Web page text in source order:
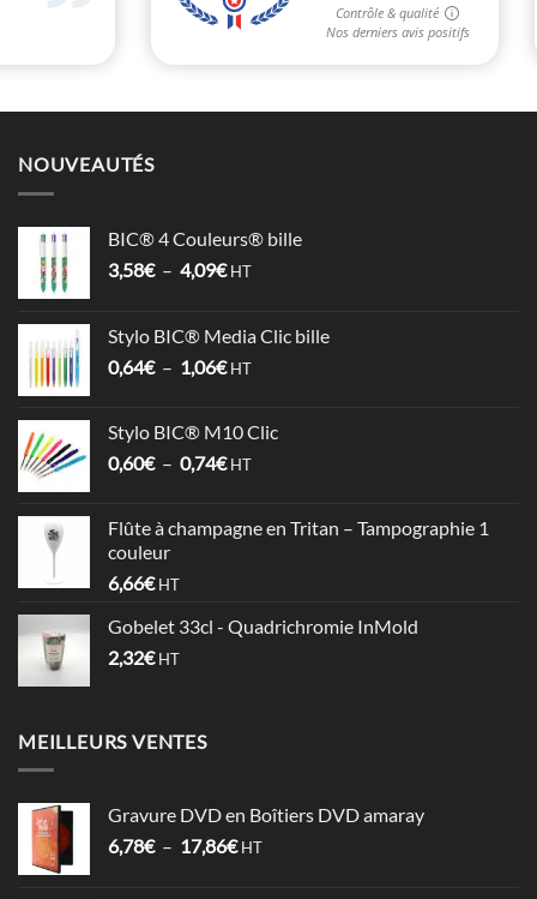
NOUVEAUTÉS
BIC® 4 Couleurs® bille
3,58€ – 4,09€Plage
3,58€
à
HT
Stylo BIC® Media Clic bille
0,64€ – 1,06€Plage
0,64€
à
HT
Stylo BIC® M10 Clic
0,60€ – 0,74€Plage
0,60€
HT
Flûte à champagne en Tritan – Tampographie 1
couleur
6,66€ HT
Gobelet 33cl - Quadrichromie InMold
2,32€ HT
MEILLEURS VENTES
Gravure DVD en Boîtiers DVD amaray
6,78€ – 17,86€Plage
HT